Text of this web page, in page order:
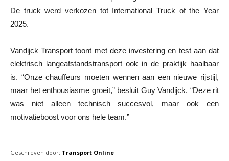
De truck werd verkozen tot International Truck of the Year
2025.
Vandijck Transport toont met deze investering en test aan dat
elektrisch langeafstandstransport ook in de praktijk haalbaar
is. “Onze chauffeurs moeten wennen aan een nieuwe rijstijl,
maar het enthousiasme groeit,” besluit Guy Vandijck. “Deze rit
was niet alleen technisch succesvol, maar ook een
motivatieboost voor ons hele team.”
Geschreven door: Transport Online